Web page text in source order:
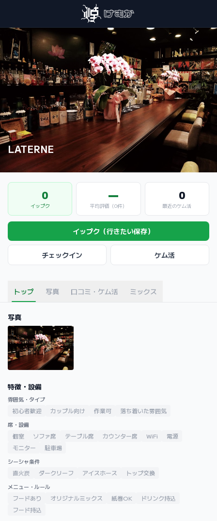
LATERNE
0
イップク
—
平均評価（0件）
0
最近のケム活
イップク（行きたい保存）
チェックイン ケム活
トップ 写真 口コミ・ケム活 ミックス
写真
特徴・設備
雰囲気・タイプ
初心者歓迎 カップル向け 作業可 落ち着いた雰囲気
席・設備
個室 ソファ席 テーブル席 カウンター席 WiFi
電源
モニター
駐車場
シーシャ条件
直火炭 ダークリーフ アイスホース トップ交換
メニュー・ルール
フードあり オリジナルミックス 紙巻OK
ドリンク持込
フード持込